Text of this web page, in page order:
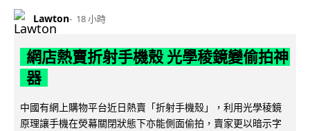
Lawton 18 小時
網店熱賣折射手機殼 光學稜鏡變偷拍神
器
中國有網上購物平台近日熱賣「折射手機殼」，利用光學稜鏡
原理讓手機在熒幕關閉狀態下亦能側面偷拍，賣家更以暗示字